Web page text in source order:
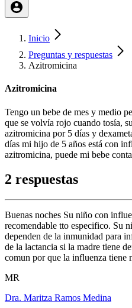
Inicio
Preguntas y respuestas
Azitromicina
Azitromicina
Tengo un bebe de mes y medio
que se volvía rojo cuando tosía,
azitromicina por 5 días y
días mi hijo de 5 años está con
azitromicina, puede mi bebe
2 respuestas
Buenas noches Su niño con
recomendable tto especifico. Su
dependen de la inmunidad para
de la lactancia si la madre tiene
comun por que la influenza tiene
MR
Dra. Maritza Ramos Medina